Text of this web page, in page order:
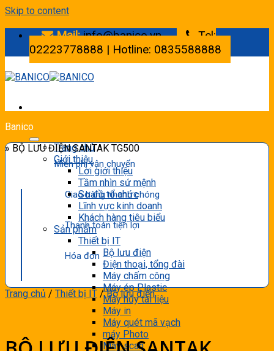
Skip to content
Mail:info@banico.vn
Tel:
02223778888 | Hotline: 0835588888
Trang chủ
Giới thiệu
Lời giới thiệu
Tầm nhìn sứ mệnh
Sơ đồ tổ chức
Lĩnh vực kinh doanh
Khách hàng tiêu biểu
Sản phẩm
Thiết bị IT
Bộ lưu điện
Điện thoại, tổng đài
Máy chấm công
Máy ép Plastic
Máy hủy tài liệu
Máy in
Máy quét mã vạch
máy Photo
Máy scan
Banico
» BỘ LƯU ĐIỆN SANTAK TG500
Miễn phí vận chuyển
Giao hàng nhanh chóng
Thanh toán tiện lợi
Hóa đơn
Trang chủ / Thiết bị IT / Bộ lưu điện